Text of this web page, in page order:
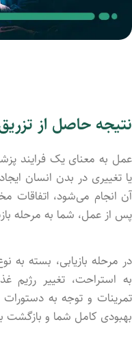
نتیجه حاصل از
عمل به معنای یک فرایند
یا تغییری در بدن انسان
آن انجام می‌شود،
پس از عمل، شما به مرحله
در مرحله بازیابی، بسته
به استراحت، تغییر رژیم
تمرینات و توجه به
بهبودی کامل شما و بازگشت